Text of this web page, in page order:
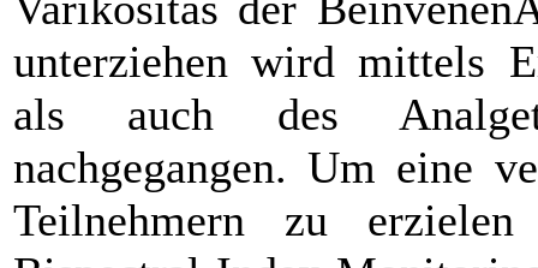
unterziehen wird mittels
als auch des
nachgegangen. Um eine
Teilnehmern zu